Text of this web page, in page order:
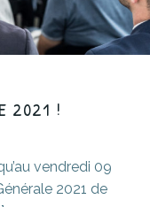
2021 !
vendredi 09
2021 de